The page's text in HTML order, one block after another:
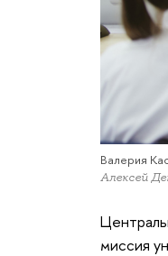
Валерия
Алексей
миссия